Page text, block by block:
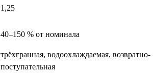
1,25
40–150 % от номинала
трёхгранная, водоохлаждаемая, возвратно-
поступательная